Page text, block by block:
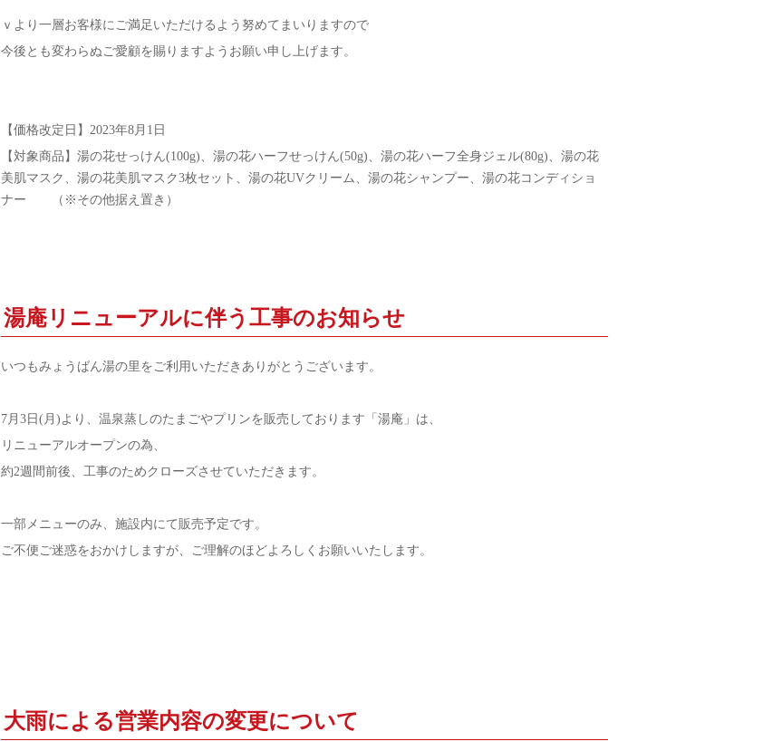
ｖより一層お客様にご満足いただけるよう努めてまいりますので
今後とも変わらぬご愛顧を賜りますようお願い申し上げます。
【価格改定日】2023年8月1日
【対象商品】湯の花せっけん(100g)、湯の花ハーフせっけん(50g)、湯の花ハーフ全身ジェル(80g)、湯の花
美肌マスク、湯の花美肌マスク3枚セット、湯の花UVクリーム、湯の花シャンプー、湯の花コンディショ
ナー （※その他据え置き）
湯庵リニューアルに伴う工事のお知らせ
いつもみょうばん湯の里をご利用いただきありがとうございます。
7月3日(月)より、温泉蒸しのたまごやプリンを販売しております「湯庵」は、
リニューアルオープンの為、
約2週間前後、工事のためクローズさせていただきます。
一部メニューのみ、施設内にて販売予定です。
ご不便ご迷惑をおかけしますが、ご理解のほどよろしくお願いいたします。
大雨による営業内容の変更について